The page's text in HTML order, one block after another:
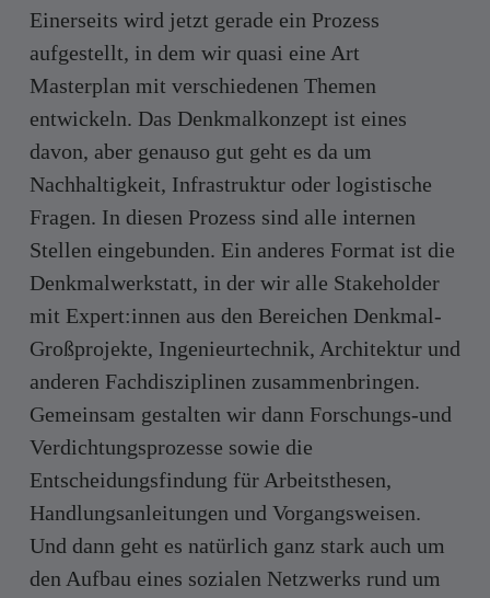
Einerseits wird jetzt gerade ein Prozess
aufgestellt, in dem wir quasi eine Art
Masterplan mit verschiedenen Themen
entwickeln. Das Denkmalkonzept ist eines
davon, aber genauso gut geht es da um
Nachhaltigkeit, Infrastruktur oder logistische
Fragen. In diesen Prozess sind alle internen
Stellen eingebunden. Ein anderes Format ist die
Denkmalwerkstatt, in der wir alle Stakeholder
mit Expert:innen aus den Bereichen Denkmal-
Großprojekte, Ingenieurtechnik, Architektur und
anderen Fachdisziplinen zusammenbringen.
Gemeinsam gestalten wir dann Forschungs-und
Verdichtungsprozesse sowie die
Entscheidungsfindung für Arbeitsthesen,
Handlungsanleitungen und Vorgangsweisen.
Und dann geht es natürlich ganz stark auch um
den Aufbau eines sozialen Netzwerks rund um